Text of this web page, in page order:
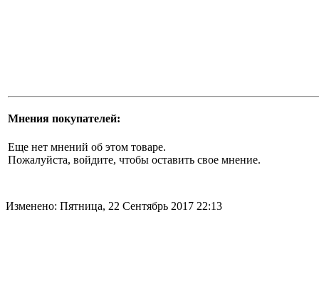
Мнения покупателей:
Еще нет мнений об этом товаре.
Пожалуйста, войдите, чтобы оставить свое мнение.
Изменено: Пятница, 22 Сентябрь 2017 22:13